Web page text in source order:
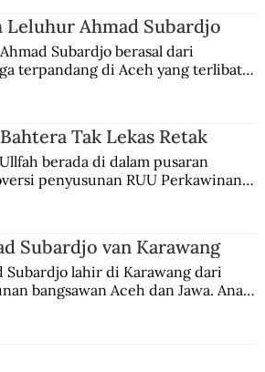
Leluhur Ahmad Subardjo
Subardjo berasal dari
terpandang di Aceh yang terlibat
Tak Lekas Retak
berada di dalam pusaran
penyusunan RUU Perkawinan.
Subardjo van Karawang
Subardjo lahir di Karawang dari
bangsawan Aceh dan Jawa. Anak